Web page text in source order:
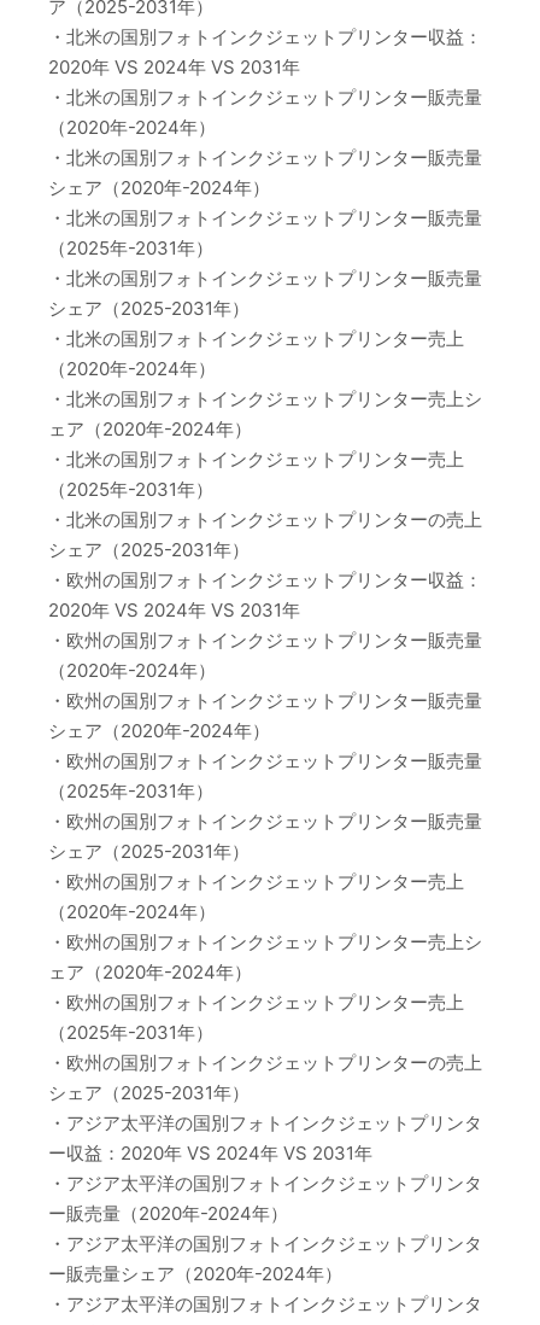
ア（2025-2031年）
・北米の国別フォトインクジェットプリンター収益：
2020年 VS 2024年 VS 2031年
・北米の国別フォトインクジェットプリンター販売量
（2020年-2024年）
・北米の国別フォトインクジェットプリンター販売量
シェア（2020年-2024年）
・北米の国別フォトインクジェットプリンター販売量
（2025年-2031年）
・北米の国別フォトインクジェットプリンター販売量
シェア（2025-2031年）
・北米の国別フォトインクジェットプリンター売上
（2020年-2024年）
・北米の国別フォトインクジェットプリンター売上シ
ェア（2020年-2024年）
・北米の国別フォトインクジェットプリンター売上
（2025年-2031年）
・北米の国別フォトインクジェットプリンターの売上
シェア（2025-2031年）
・欧州の国別フォトインクジェットプリンター収益：
2020年 VS 2024年 VS 2031年
・欧州の国別フォトインクジェットプリンター販売量
（2020年-2024年）
・欧州の国別フォトインクジェットプリンター販売量
シェア（2020年-2024年）
・欧州の国別フォトインクジェットプリンター販売量
（2025年-2031年）
・欧州の国別フォトインクジェットプリンター販売量
シェア（2025-2031年）
・欧州の国別フォトインクジェットプリンター売上
（2020年-2024年）
・欧州の国別フォトインクジェットプリンター売上シ
ェア（2020年-2024年）
・欧州の国別フォトインクジェットプリンター売上
（2025年-2031年）
・欧州の国別フォトインクジェットプリンターの売上
シェア（2025-2031年）
・アジア太平洋の国別フォトインクジェットプリンタ
ー収益：2020年 VS 2024年 VS 2031年
・アジア太平洋の国別フォトインクジェットプリンタ
ー販売量（2020年-2024年）
・アジア太平洋の国別フォトインクジェットプリンタ
ー販売量シェア（2020年-2024年）
・アジア太平洋の国別フォトインクジェットプリンタ